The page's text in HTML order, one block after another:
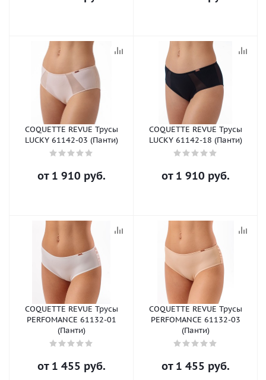
COQUETTE REVUE Трусы
LUCKY 61142-03 (Панти)
от 1 910 руб.
COQUETTE REVUE Трусы
LUCKY 61142-18 (Панти)
от 1 910 руб.
COQUETTE REVUE Трусы
PERFOMANCE 61132-01
(Панти)
от 1 455 руб.
COQUETTE REVUE Трусы
PERFOMANCE 61132-03
(Панти)
от 1 455 руб.